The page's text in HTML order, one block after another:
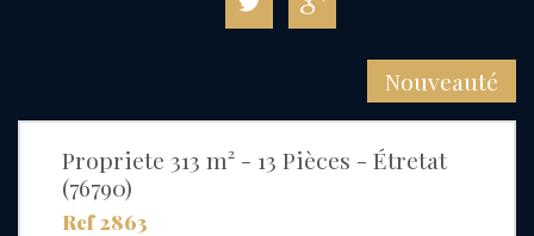
Nouveauté
Propriete 313 m² - 13 Pièces - Étretat
(76790)
Ref 2863